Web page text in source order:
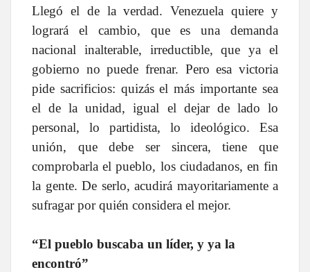
Llegó el de la verdad. Venezuela quiere y
logrará el cambio, que es una demanda
nacional inalterable, irreductible, que ya el
gobierno no puede frenar. Pero esa victoria
pide sacrificios: quizás el más importante sea
el de la unidad, igual el dejar de lado lo
personal, lo partidista, lo ideológico. Esa
unión, que debe ser sincera, tiene que
comprobarla el pueblo, los ciudadanos, en fin
la gente. De serlo, acudirá mayoritariamente a
sufragar por quién considera el mejor.
“El pueblo buscaba un líder, y ya la
encontró”